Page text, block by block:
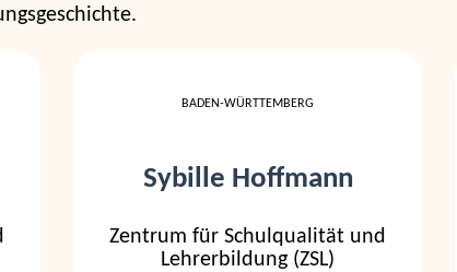
BADEN-WÜRTTEMBERG
Sybille Hoffmann
Zentrum für Schulqualität und
Lehrerbildung (ZSL)